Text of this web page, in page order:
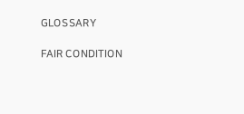
GLOSSARY
FAIR CONDITION